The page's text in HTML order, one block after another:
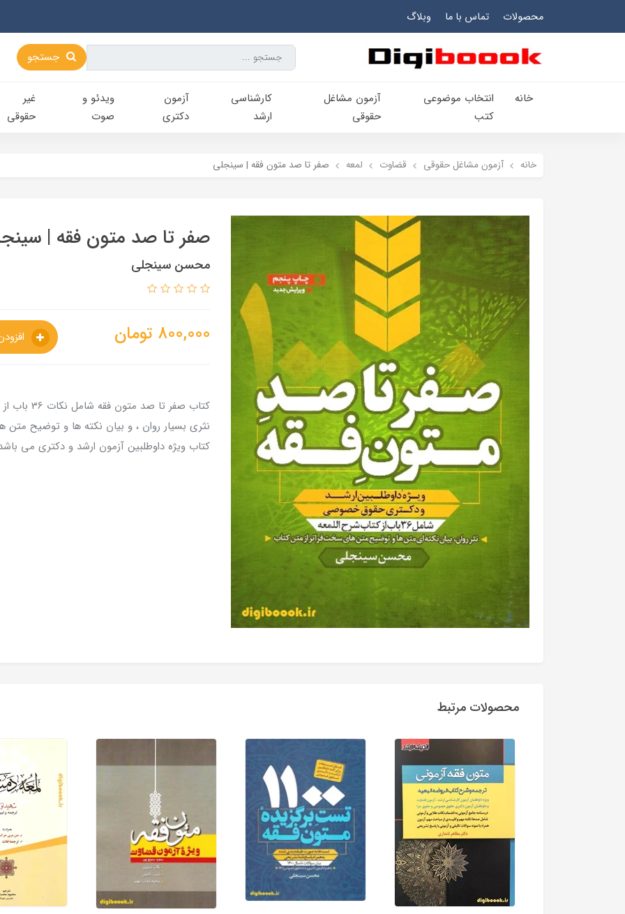
محصولات تماس با ما وبلاگ
جستجو
خانه
انتخاب​ موضوعي​
کتب
آزمون مشاغل
حقوقی
کارشناسی‌
ارشد
آزمون
دکتری
ویدئو و
صوت
غیر
حقوقی
خانه آزمون مشاغل حقوقی قضاوت لمعه صفر تا صد متون فقه | سینجلی
صفر تا صد متون فقه |
محسن سینجلی
800,000 تومان
کتاب صفر
نثری بسیار روان ، و بیان نکته ها و توضیح
کتاب ویژه داوطلبین آزمون ارشد و دکتری می
محصولات مرتبط